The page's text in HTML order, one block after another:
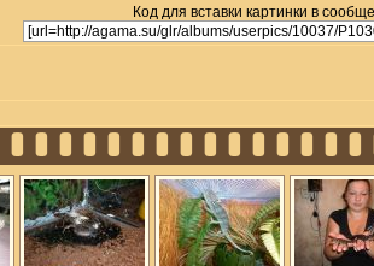
Код для вставки картинки в